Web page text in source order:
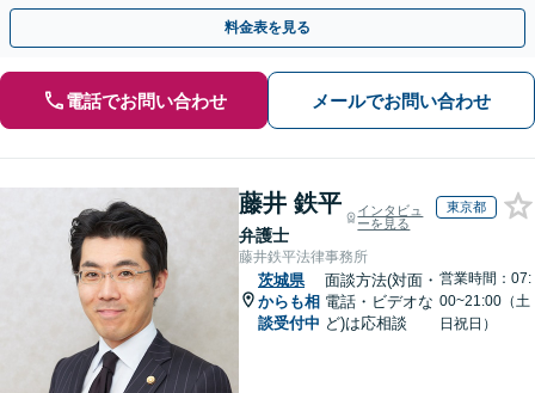
害」のご相談も対応します【初回相談無料】【Web相談可】
料金表を見る
電話でお問い合わせ メールでお問い合わせ
藤井 鉄平
弁護士
インタビュ
ーを見る
東京都
藤井鉄平法律事務所
茨城県
からも相
談受付中
面談方法(対面・
電話・ビデオな
ど)は応相談
営業時間：07:
00~21:00（土
日祝日）